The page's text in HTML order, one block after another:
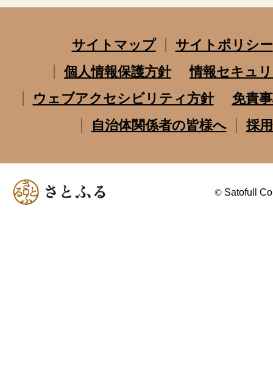
サイトマップ
サイトポリシー
個人情報保護方針
情報セキュ
ウェブアクセシビリティ方針
免責
自治体関係者の皆様へ
採
© Satofull